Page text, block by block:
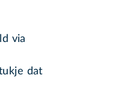
via
dat